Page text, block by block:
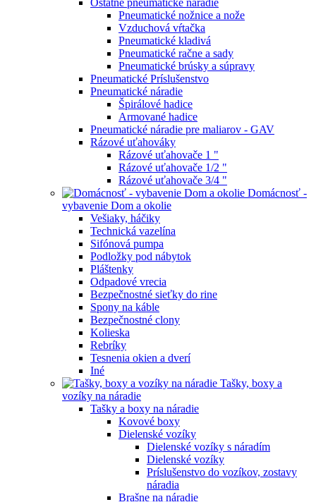
Pneumatické nožnice a nože
Vzduchová vŕtačka
Pneumatické kladivá
Pneumatické račne a sady
Pneumatické brúsky a súpravy
Pneumatické Príslušenstvo
Pneumatické náradie
Špirálové hadice
Armované hadice
Pneumatické náradie pre maliarov - GAV
Rázové uťahováky
Rázové uťahovače 1 "
Rázové uťahovače 1/2 "
Rázové uťahovače 3/4 "
Domácnosť -
vybavenie Dom a okolie
Vešiaky, háčiky
Technická vazelína
Sifónová pumpa
Podložky pod nábytok
Pláštenky
Odpadové vrecia
Bezpečnostné sieťky do rine
Spony na káble
Bezpečnostné clony
Kolieska
Rebríky
Tesnenia okien a dverí
Iné
Tašky, boxy a
vozíky na náradie
Tašky a boxy na náradie
Kovové boxy
Dielenské vozíky
Dielenské vozíky s náradím
Dielenské vozíky
Príslušenstvo do vozíkov, zostavy
náradia
Brašne na náradie